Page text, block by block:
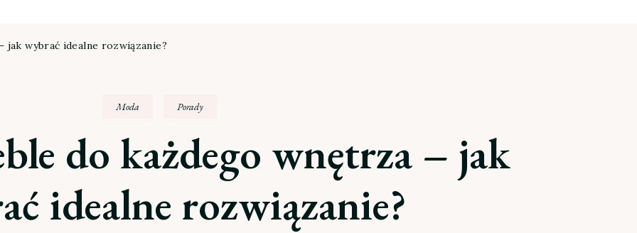
jak wybrać idealne rozwiązanie?
Moda Porady
do każdego wnętrza – jak
idealne rozwiązanie?